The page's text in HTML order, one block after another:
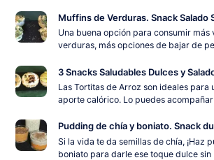
Muffins de Verduras. Snack Salado
Una buena opción para consumir
verduras, más opciones de bajar de
3 Snacks Saludables Dulces y
Las Tortitas de Arroz son ideales
aporte calórico. Lo puedes acompañar
Pudding de chía y boniato. Snack
Si la vida te da semillas de chía, ¡Haz
boniato para darle ese toque dulce sin